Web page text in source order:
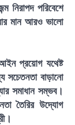
নিরাপদ পরিবেশে
মান আরও ভালো
প্রয়োগ যথেষ্ট
সচেতনতা বাড়ানো
সমাধান সম্ভব।
তৈরির উদ্যোগ